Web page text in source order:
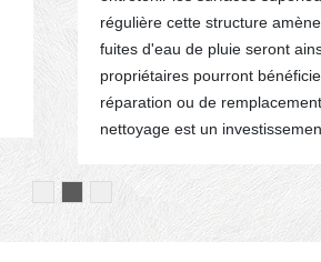
régulière cette structure
fuites d'eau de pluie seront
propriétaires pourront
réparation ou de
nettoyage est un